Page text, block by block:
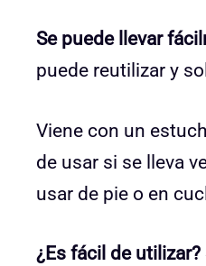
Se puede llevar
puede reutilizar y
Viene con un
de usar si se lleva
usar de pie o en
¿Es fácil de utilizar?